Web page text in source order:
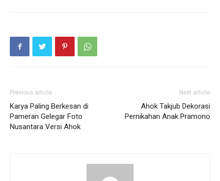
Previous article
Karya Paling Berkesan di
Pameran Gelegar Foto
Nusantara Versi Ahok
Next article
Ahok Takjub Dekorasi
Pernikahan Anak Pramono